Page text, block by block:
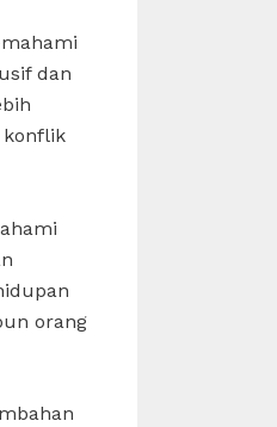
dan
konflik
orang